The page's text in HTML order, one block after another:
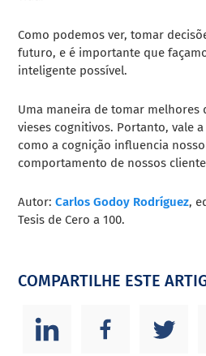
Como podemos ver, tomar
futuro, e é importante que
inteligente possível.
Uma maneira de tomar melhores
vieses cognitivos. Portanto, vale
como a cognição influencia
comportamento de nossos
Autor:Carlos Godoy Rodríguez,
Tesis de Cero a 100.
COMPARTILHE ESTE